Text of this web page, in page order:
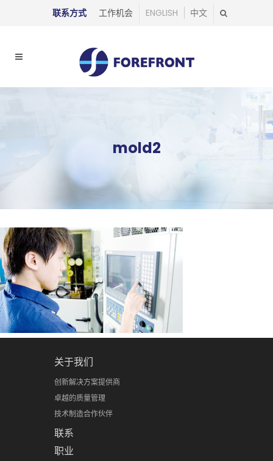
联系方式 工作机会 ENGLISH 中文
mold2
关于我们
创新解决方案提供商
卓越的质量管理
技术制造合作伙伴
联系
职业